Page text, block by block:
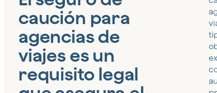
caución para
agencias de
viajes es un
requisito legal